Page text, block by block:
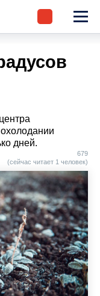
дней.
679
(сейчас читает 1 человек)